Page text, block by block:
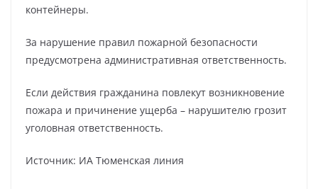
контейнеры.
За нарушение правил пожарной безопасности
предусмотрена административная ответственность.
Если действия гражданина повлекут возникновение
пожара и причинение ущерба – нарушителю грозит
уголовная ответственность.
Источник: ИА Тюменская линия